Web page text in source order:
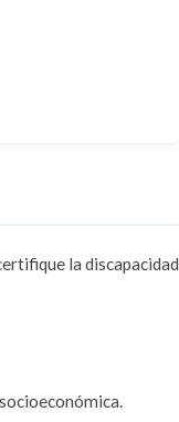
la discapacidad